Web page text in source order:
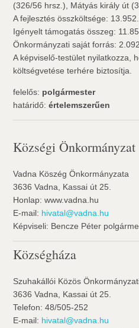
(326/56 hrsz.), Mátyás király út
A fejlesztés összköltsége:
Igényelt támogatás összeg:
Önkormányzati saját forrás:
A képviselő-testület nyilatkozza,
költségvetése terhére biztosítja.
felelős: polgármester
határidő:értelemszerűen
Községi Önkormányzat
Vadna Köszég Önkormányzata
3636 Vadna, Kassai út 25.
Honlap: www.vadna.hu
E-mail: hivatal@vadna.hu
Képviseli: Bencze Péter
Községháza
Szuhakállói Közös
3636 Vadna, Kassai út 25.
Telefon: 48/505-252
E-mail: hivatal@vadna.hu